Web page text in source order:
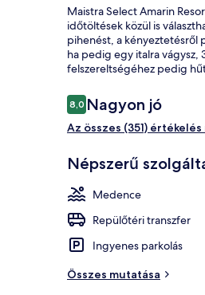
Maistra Select Amarin
időtöltések közül is
pihenést, a kényeztetésről
ha pedig egy italra vágysz,
felszereltségéhez pedig
Értékelések
8,08,0 ennyiből: 10
Nagyon jó
Az összes (351)
Népszerű
Medence
Repülőtéri transzfer
Ingyenes parkolás
Összes mutatása